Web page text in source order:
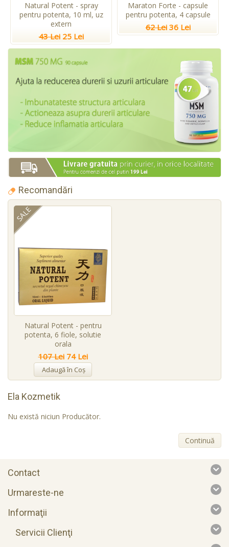
Natural Potent - spray
pentru potenta, 10 ml, uz
extern
43 Lei 25 Lei
Maraton Forte - capsule
pentru potenta, 4 capsule
62 Lei 36 Lei
Recomandări
SALE
Adaugă în Coş
Natural Potent - pentru
potenta, 6 fiole, solutie
orala
107 Lei 74 Lei
Ela Kozmetik
Nu există niciun Producător.
Continuă
Contact
Urmareste-ne
Informaţii
Servicii Clienţi